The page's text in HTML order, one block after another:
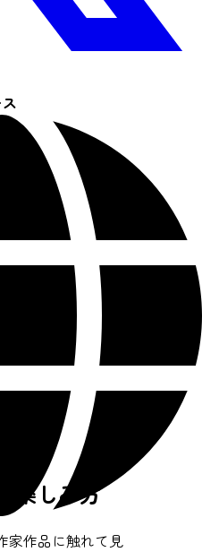
楽しみ方
家作品に触れて見